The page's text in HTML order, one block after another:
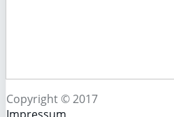
Copyright © 2017